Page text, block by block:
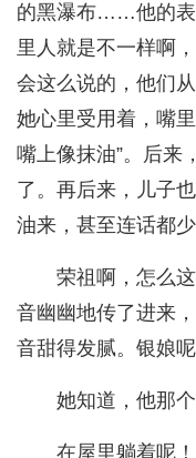
的黑瀑布……他的表
里人就是不一样啊
会这么说的，他们从
她心里受用着，嘴
嘴上像抹油”。后来
了。再后来，儿子
油来，甚至连话都少
荣祖啊，怎么
音幽幽地传了进来
音甜得发腻。银娘呢
她知道，他那
在屋里躺着呢